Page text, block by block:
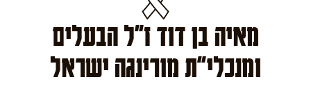
מאיה בן דוד ז"ל הבעלים
ומנכלי"ת מורינגה ישראל